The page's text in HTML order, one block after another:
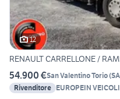
12
RENAULT CARRELLONE /
54.900 €San Valentino Torio(SA
Rivenditore EUROPEIN VEICOLI